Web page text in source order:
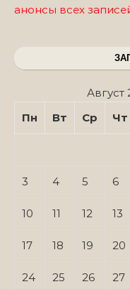
анонсы всех
Август
Пн
Вт Ср Чт
3 4 5 6
10 11 12 13
17 18 19 20
24 25 26 27